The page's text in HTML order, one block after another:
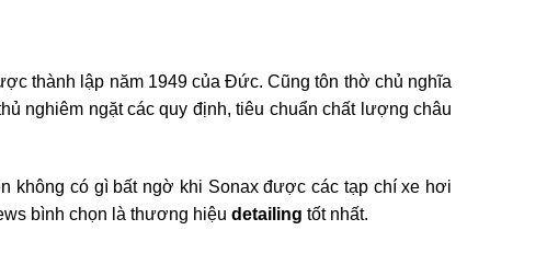
thành lập năm 1949 của Đức. Cũng tôn thờ chủ nghĩa
nghiêm ngặt các quy định, tiêu chuẩn chất lượng châu
không có gì bất ngờ khi Sonax được các tạp chí xe hơi
bình chọn là thương hiệu detailing tốt nhất.